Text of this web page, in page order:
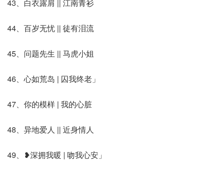
43、白衣露肩 || 江南青衫
44、百岁无忧 || 徒有泪流
45、问题先生 || 马虎小姐
46、心如荒岛 | 囚我终老」
47、你的模样 | 我的心脏
48、异地爱人 || 近身情人
49、❥深拥我暖 | 吻我心安」